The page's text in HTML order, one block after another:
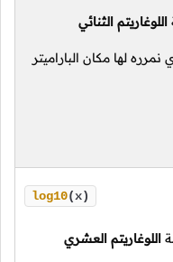
اللوغاريتم الثنائي
نمرره لها مكان الباراميتر
log10(x)
اللوغاريتم العشري